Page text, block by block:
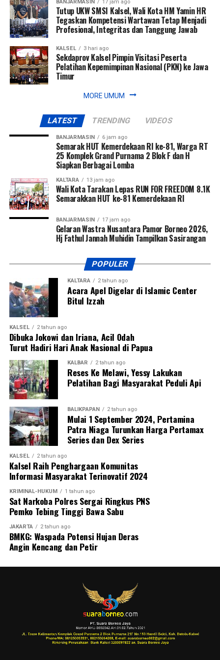
BANJARMASIN 17 jam ago
Tutup UKW SMSI Kalsel, Wali Kota HM Yamin HR
Tegaskan Kompetensi Wartawan Tetap Menjadi
Profesional, Integritas dan Tanggung Jawab
KALSEL 3 hari ago
Sekdaprov Kalsel Pimpin Visitasi Peserta
Pelatihan Kepemimpinan Nasional (PKN) ke Jawa
Timur
MORE UMUM
LATEST TRENDING VIDEOS
BANJARMASIN 6 jam ago
Semarak HUT Kemerdekaan RI ke-81, Warga RT
25 Komplek Grand Purnama 2 Blok F dan H
Siapkan Berbagai Lomba
KALTARA 13 jam ago
Wali Kota Tarakan Lepas RUN FOR FREEDOM 8.1K
Semarakkan HUT ke-81 Kemerdekaan RI
BANJARMASIN 17 jam ago
Gelaran Wastra Nusantara Pamor Borneo 2026,
Hj Fathul Jannah Muhidin Tampilkan Sasirangan
POPULER
KALTARA 2 tahun ago
Acara Apel Digelar di Islamic Center
Bitul Izzah
KALSEL 2 tahun ago
Dibuka Jokowi dan Iriana, Acil Odah
Turut Hadiri Hari Anak Nasional di Papua
KALBAR 2 tahun ago
Reses Ke Melawi, Yessy Lakukan
Pelatihan Bagi Masyarakat Peduli Api
BALIKPAPAN 2 tahun ago
Mulai 1 September 2024, Pertamina
Patra Niaga Turunkan Harga Pertamax
Series dan Dex Series
KALSEL 2 tahun ago
Kalsel Raih Penghargaan Komunitas
Informasi Masyarakat Terinovatif 2024
KRIMINAL-HUKUM 1 tahun ago
Sat Narkoba Polres Sergai Ringkus PNS
Pemko Tebing Tinggi Bawa Sabu
JAKARTA 2 tahun ago
BMKG: Waspada Potensi Hujan Deras
Angin Kencang dan Petir